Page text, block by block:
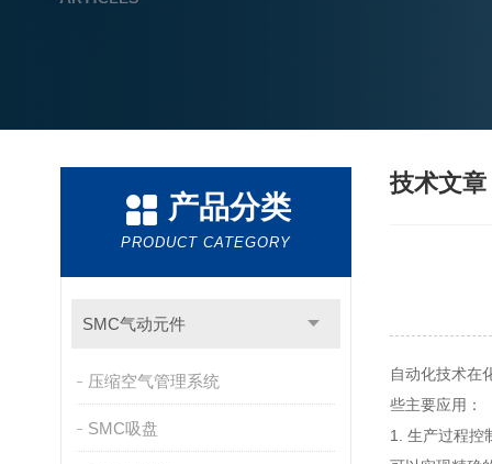
产品分类
PRODUCT CATEGORY
SMC气动元件
压缩空气管理系统
SMC吸盘
技术文章
自动化技术在
些主要应用：
1. 生产过程控